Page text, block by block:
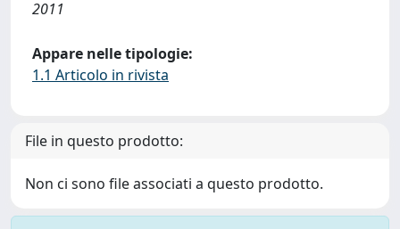
2011
Appare nelle tipologie:
1.1 Articolo in rivista
File in questo prodotto:
Non ci sono file associati a questo prodotto.